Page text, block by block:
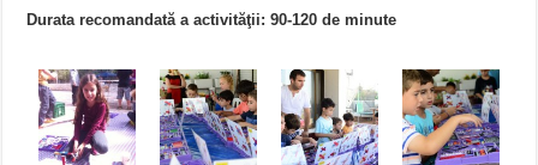
Durata recomandată a activităţii: 90-120 de minute